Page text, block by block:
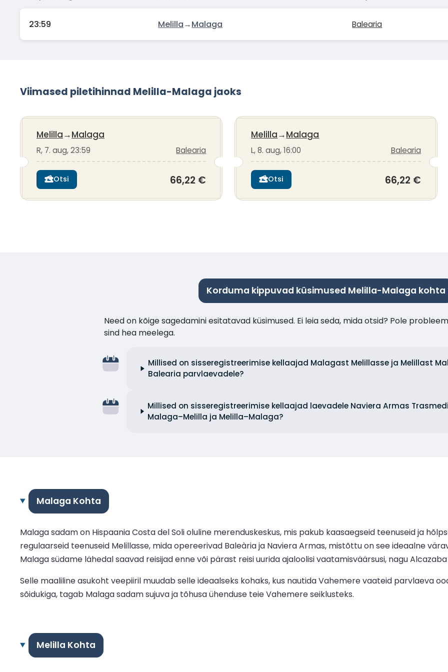
23:59 Melilla→Malaga Balearia
Viimased piletihinnad Melilla-Malaga jaoks
Melilla→Malaga
R, 7. aug, 23:59 Balearia
Otsi 66,22 €
Melilla→Malaga
L, 8. aug, 16:00 Balearia
Otsi 66,22 €
Korduma kippuvad küsimused Melilla-Malaga kohta
Need on kõige sagedamini esitatavad küsimused. Ei leia seda, mida otsid? Pole
sind hea meelega.
Millised on sisseregistreerimise kellaajad Malagast Melillasse ja Melillast
Balearia parvlaevadele?
Millised on sisseregistreerimise kellaajad laevadele Naviera Armas
Malaga–Melilla ja Melilla–Malaga?
Malaga Kohta
Malaga sadam on Hispaania Costa del Soli oluline merenduskeskus, mis pakub kaasaegseid teenuseid ja
regulaarseid teenuseid Melillasse, mida opereerivad Baleària ja Naviera Armas, mistõttu on see ideaalne
Malaga südame lähedal saavad reisijad enne või pärast reisi uurida ajaloolisi vaatamisväärsusi, nagu
Selle maaliline asukoht veepiiril muudab selle ideaalseks kohaks, kus nautida Vahemere vaateid parvlaeva
sõidukiga, tagab Malaga sadam sujuva ja tõhusa ühenduse teie Vahemere seiklusteks.
Melilla Kohta